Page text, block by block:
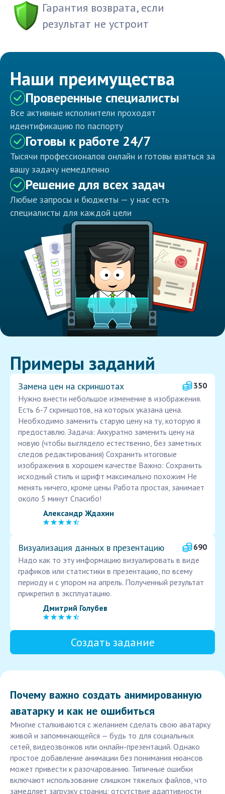
Гарантия возврата, если
результат не устроит
Наши преимущества
Проверенные специалисты
Все активные исполнители проходят
идентификацию по паспорту
Готовы к работе 24/7
Тысячи профессионалов онлайн и готовы взяться за
вашу задачу немедленно
Решение для всех задач
Любые запросы и бюджеты — у нас есть
специалисты для каждой цели
Примеры заданий
Замена цен на скриншотах
350
Нужно внести небольшое изменение в изображения.
Есть 6-7 скриншотов, на которых указана цена.
Необходимо заменить старую цену на ту, которую я
предоставлю. Задача: Аккуратно заменить цену на
новую (чтобы выглядело естественно, без заметных
следов редактирования) Сохранить итоговые
изображения в хорошем качестве Важно: Сохранить
исходный стиль и шрифт максимально похожим Не
менять ничего, кроме цены Работа простая, занимает
около 5 минут Спасибо!
Александр Ждахин
Визуализация данных в презентацию
690
Надо как то эту информацию визуалировать в виде
графиков или статистики в презентацию, по всему
периоду и с упором на апрель. Полученный результат
прикрепил в эксплуатацию.
Дмитрий Голубев
Создать задание
Почему важно создать анимированную
аватарку и как не ошибиться
Многие сталкиваются с желанием сделать свою аватарку
живой и запоминающейся — будь то для социальных
сетей, видеозвонков или онлайн-презентаций. Однако
простое добавление анимации без понимания нюансов
может привести к разочарованию. Типичные ошибки
включают использование слишком тяжелых файлов, что
замедляет загрузку страниц; отсутствие адаптивности